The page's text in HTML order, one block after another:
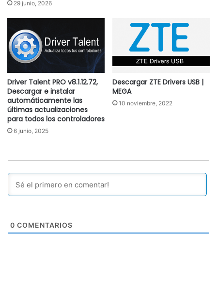
29 junio, 2026
Driver Talent PRO v8.1.12.72,
Descargar e instalar
automáticamente las
últimas actualizaciones
para todos los controladores
6 junio, 2025
Descargar ZTE Drivers USB |
MEGA
10 noviembre, 2022
0 COMENTARIOS